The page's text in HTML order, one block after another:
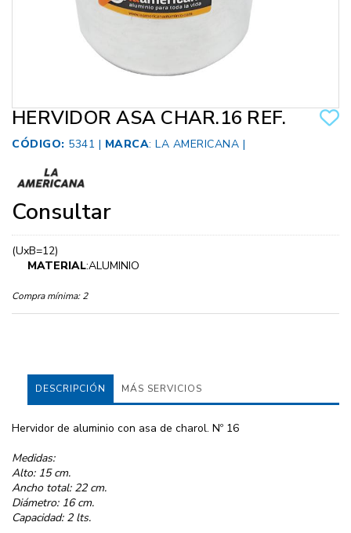
HERVIDOR ASA CHAR.16 REF.
CÓDIGO: 5341 | MARCA: LA AMERICANA |
Consultar
(UxB=12)
MATERIAL:ALUMINIO
Compra mínima: 2
DESCRIPCIÓN MÁS SERVICIOS
Hervidor de aluminio con asa de charol. Nº 16
Medidas:
Alto: 15 cm.
Ancho total: 22 cm.
Diámetro: 16 cm.
Capacidad: 2 lts.